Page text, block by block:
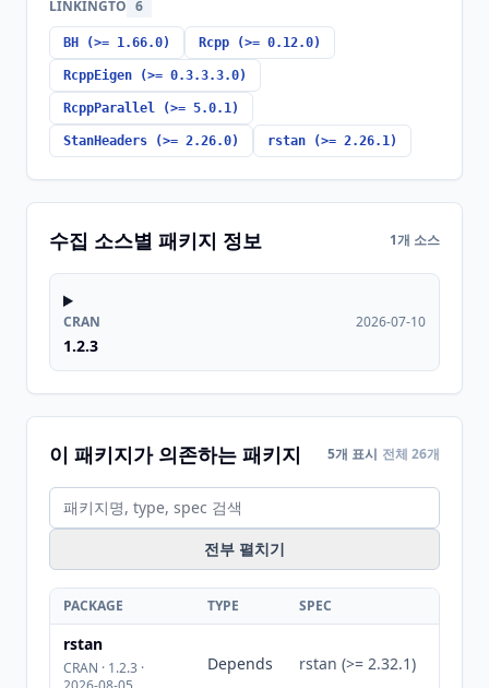
LINKINGTO 6
BH (>= 1.66.0) Rcpp (>= 0.12.0)
RcppEigen (>= 0.3.3.3.0)
RcppParallel (>= 5.0.1)
StanHeaders (>= 2.26.0) rstan (>= 2.26.1)
수집 소스별 패키지 정보 1개 소스
CRAN
1.2.3
2026-07-10
이 패키지가 의존하는 패키지 5개 표시 전체 26개
전부 펼치기
PACKAGE TYPE SPEC
rstan
CRAN · 1.2.3 ·
Depends rstan (>= 2.32.1)